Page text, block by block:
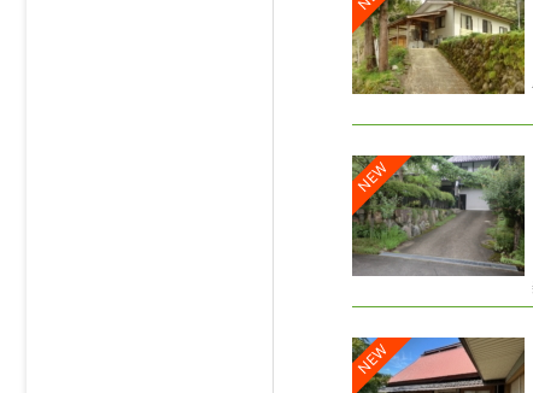
NEW
NEW